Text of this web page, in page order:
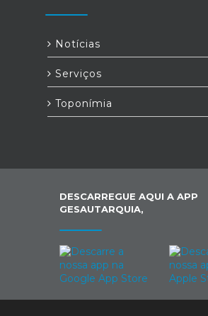
Notícias
Serviços
Toponímia
DESCARREGUE AQUI A APP
GESAUTARQUIA,